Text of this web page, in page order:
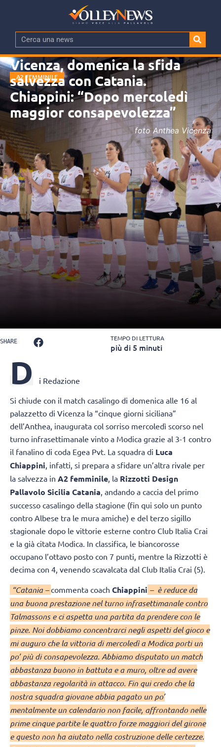
A2 FEMMINILE
Vicenza, domenica la sfida
salvezza con Catania.
Chiappini: “Dopo mercoledì
maggior consapevolezza”
foto Anthea Vicenza
SHARE TEMPO DI LETTURA
più di 5 minuti
D i Redazione
Si chiude con il match casalingo di domenica alle 16 al
palazzetto di Vicenza la “cinque giorni siciliana”
dell’Anthea, inaugurata col sorriso mercoledì scorso nel
turno infrasettimanale vinto a Modica grazie al 3-1 contro
il fanalino di coda Egea Pvt. La squadra di Luca
Chiappini, infatti, si prepara a sfidare un’altra rivale per
la salvezza in A2 femminile, la Rizzotti Design
Pallavolo Sicilia Catania, andando a caccia del primo
successo casalingo della stagione (fin qui solo un punto
contro Albese tra le mura amiche) e del terzo sigillo
stagionale dopo le vittorie esterne contro Club Italia Crai
e la già citata Modica. In classifica, le biancorosse
occupano l’ottavo posto con 7 punti, mentre la Rizzotti è
decima con 4, venendo scavalcata dal Club Italia Crai (5).
“Catania –commenta coach Chiappini – è reduce da
una buona prestazione nel turno infrasettimanale contro
Talmassons e ci aspetta una partita da prendere con le
pinze. Noi dobbiamo concentrarci negli aspetti del gioco e
mi auguro che la vittoria di mercoledì a Modica porti un
po’ più di consapevolezza. Abbiamo disputato un match
abbastanza buono in battuta e a muro, oltre ad avere
abbastanza regolarità in attacco. Fin qui credo che la
nostra squadra giovane abbia pagato un po’
mentalmente un calendario non facile, affrontando nelle
prime cinque partite le quattro forze maggiori del girone
e questo non ha aiutato nella costruzione delle certezze.